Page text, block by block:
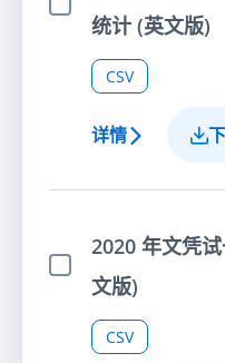
选择项目统计 (英文版)
CSV
详情
选择项目
2020 年文凭
文版)
CSV